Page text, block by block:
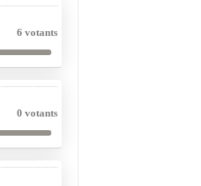
6 votants
0 votants